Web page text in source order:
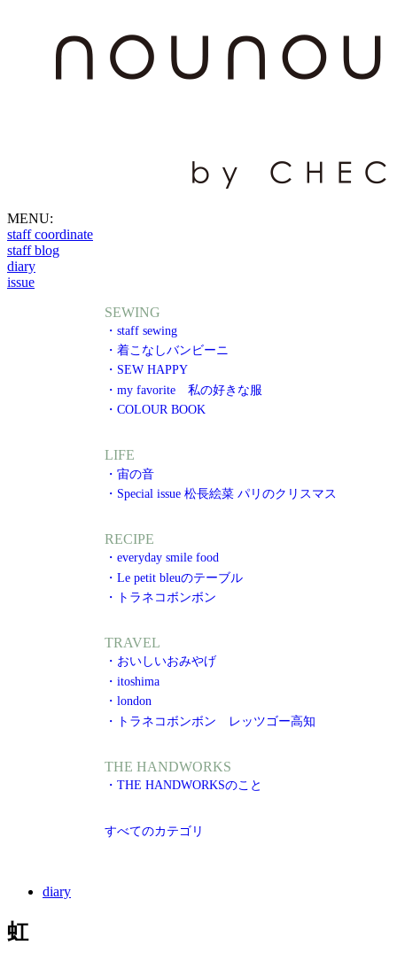
MENU:
staff coordinate
staff blog
diary
issue
SEWING
・staff sewing
・着こなしバンビーニ
・SEW HAPPY
・my favorite 私の好きな服
・COLOUR BOOK
LIFE
・宙の音
・Special issue 松長絵菜 パリのクリスマス
RECIPE
・everyday smile food
・Le petit bleuのテーブル
・トラネコボンボン
TRAVEL
・おいしいおみやげ
・itoshima
・london
・トラネコボンボン レッツゴー高知
THE HANDWORKS
・THE HANDWORKSのこと
すべてのカテゴリ
diary
虹